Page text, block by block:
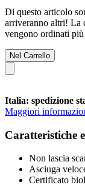
Di questo articolo
arriveranno altri! La
vengono ordinati più
Nel Carrello
Italia: spedizione
Maggiori
Caratteristiche
Non lascia
Asciuga
Certificato